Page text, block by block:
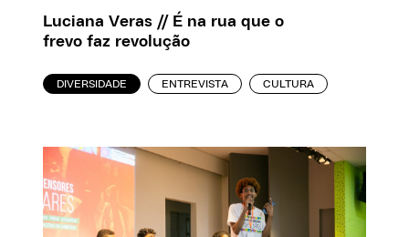
Luciana Veras // É na rua que o
frevo faz revolução
DIVERSIDADE ENTREVISTA CULTURA